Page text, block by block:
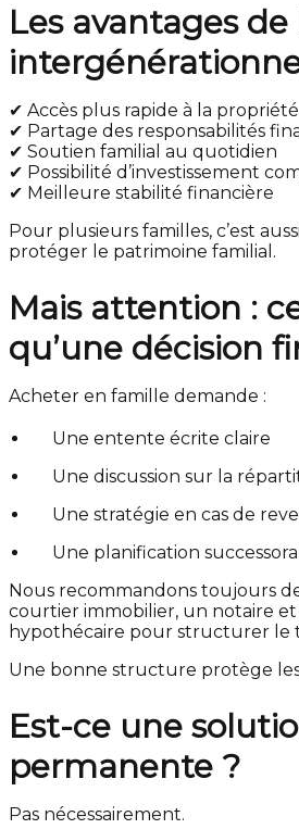
Les avantages de
✔ Accès plus rapide à la propriété
✔ Partage des responsabilités
✔ Soutien familial au quotidien
✔ Possibilité d’investissement
✔ Meilleure stabilité financière
Pour plusieurs familles, c’est
protéger le patrimoine familial.
Mais attention :
qu’une décision
Acheter en famille demande :
Une entente écrite claire
Une discussion sur la
Une stratégie en cas de
Une planification
Nous recommandons toujours
courtier immobilier, un notaire
hypothécaire pour structurer le
Une bonne structure protège
Est-ce une
permanente ?
Pas nécessairement.